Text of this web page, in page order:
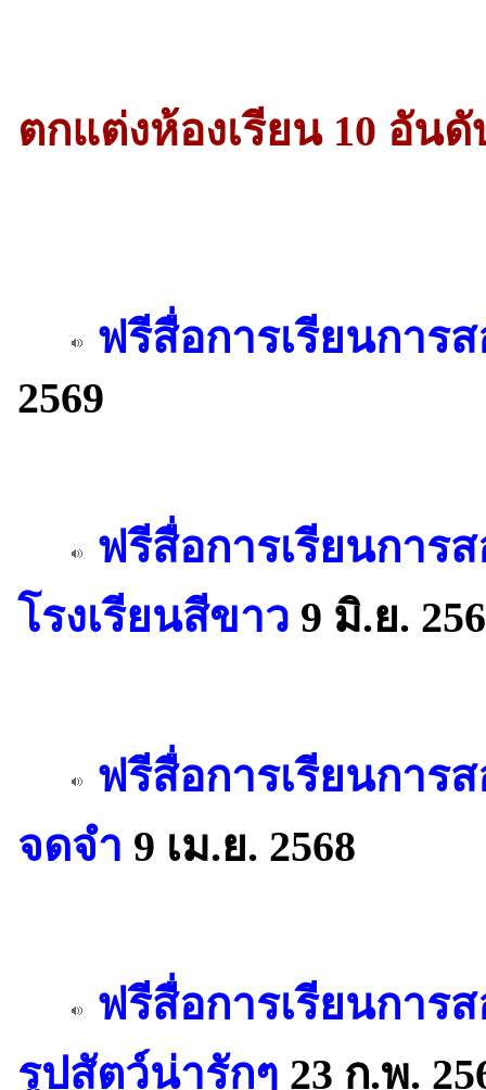
ตกแต่งห้องเรียน 10 อัน
ฟรีสื่อการเรียนการ
2569
ฟรีสื่อการเรียนการ
โรงเรียนสีขาว 9 มิ.ย.
ฟรีสื่อการเรียนการ
จดจำ 9 เม.ย. 2568
ฟรีสื่อการเรียนการ
รูปสัตว์น่ารักๆ 23 ก.พ.